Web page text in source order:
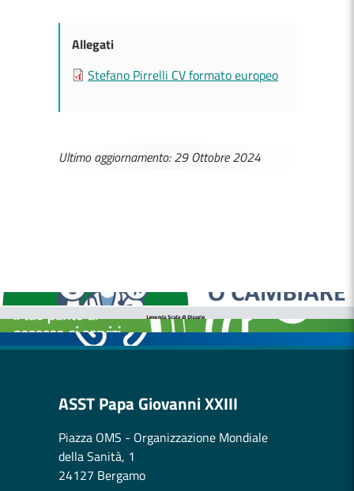
Allegati
Stefano Pirrelli CV formato europeo
Ultimo aggiornamento: 29 Ottobre 2024
BOLLETTINI DISAGIO DA CALORE
CASE DI COMUNITÀ
OSPEDALE DI COMUNITÀ
ASST Papa Giovanni XXIII
Piazza OMS - Organizzazione Mondiale
della Sanità, 1
24127 Bergamo